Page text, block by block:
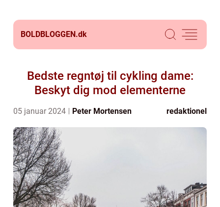
BOLDBLOGGEN.dk
Bedste regntøj til cykling dame:
Beskyt dig mod elementerne
05 januar 2024 Peter Mortensen redaktionel